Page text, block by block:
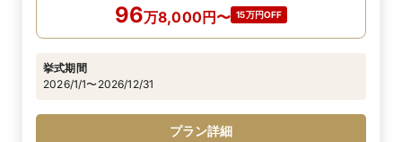
96万8,000円〜 15万円OFF
挙式期間
2026/1/1〜2026/12/31
プラン詳細